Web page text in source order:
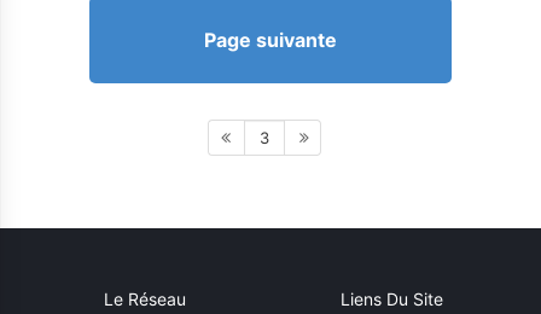
Page suivante
3
Le Réseau Liens Du Site